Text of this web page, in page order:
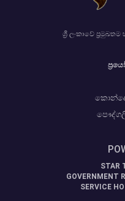
ශ්‍රී ලංකාවේ
STAR
GOVERNMENT
SERVICE